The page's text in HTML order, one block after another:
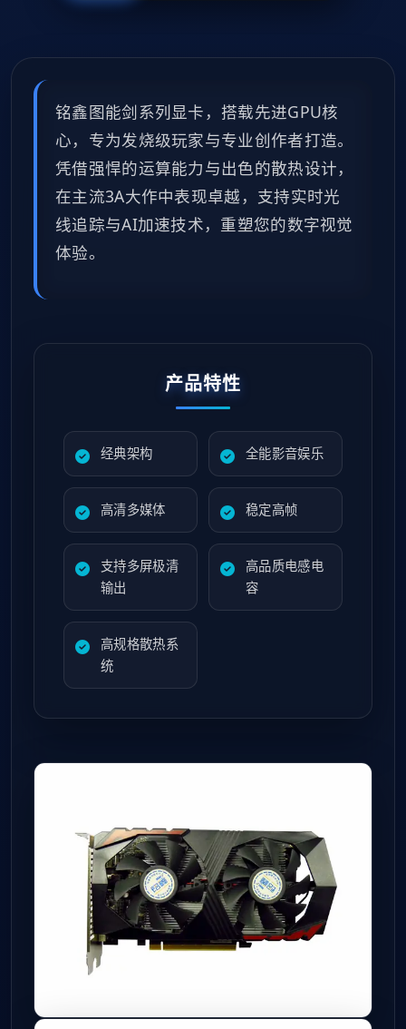
铭鑫图能剑系列显卡，搭载先进GPU核
心，专为发烧级玩家与专业创作者打造。
凭借强悍的运算能力与出色的散热设计，
在主流3A大作中表现卓越，支持实时光
线追踪与AI加速技术，重塑您的数字视觉
体验。
产品特性
经典架构 全能影音娱乐
高清多媒体 稳定高帧
支持多屏极清
输出
高品质电感电
容
高规格散热系
统